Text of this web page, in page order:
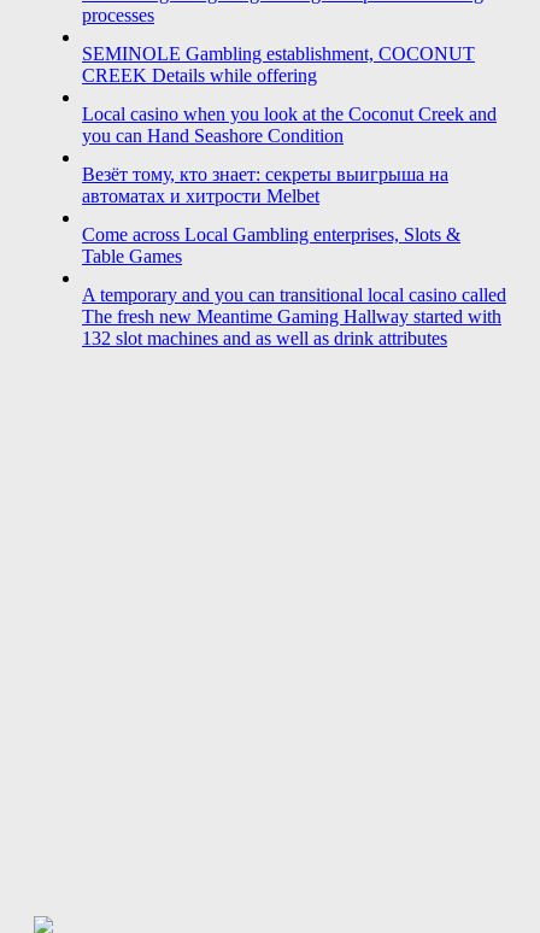
processes
SEMINOLE Gambling establishment, COCONUT
CREEK Details while offering
Local casino when you look at the Coconut Creek and
you can Hand Seashore Condition
Везёт тому, кто знает: секреты выигрыша на
автоматах и хитрости Melbet
Come across Local Gambling enterprises, Slots &
Table Games
A temporary and you can transitional local casino called
The fresh new Meantime Gaming Hallway started with
132 slot machines and as well as drink attributes